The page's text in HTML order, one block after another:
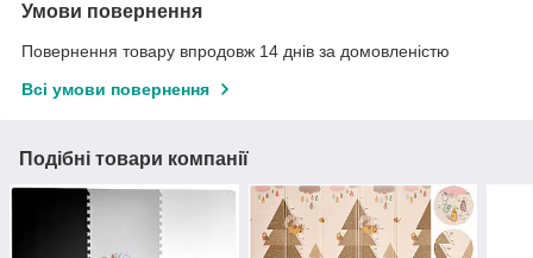
Умови повернення
Повернення товару впродовж 14 днів за домовленістю
Всі умови повернення
Подібні товари компанії